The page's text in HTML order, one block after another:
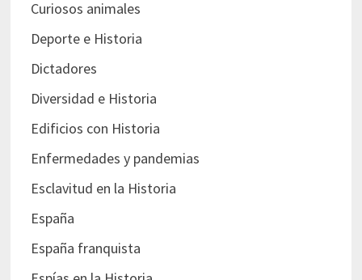
Curiosos animales
Deporte e Historia
Dictadores
Diversidad e Historia
Edificios con Historia
Enfermedades y pandemias
Esclavitud en la Historia
España
España franquista